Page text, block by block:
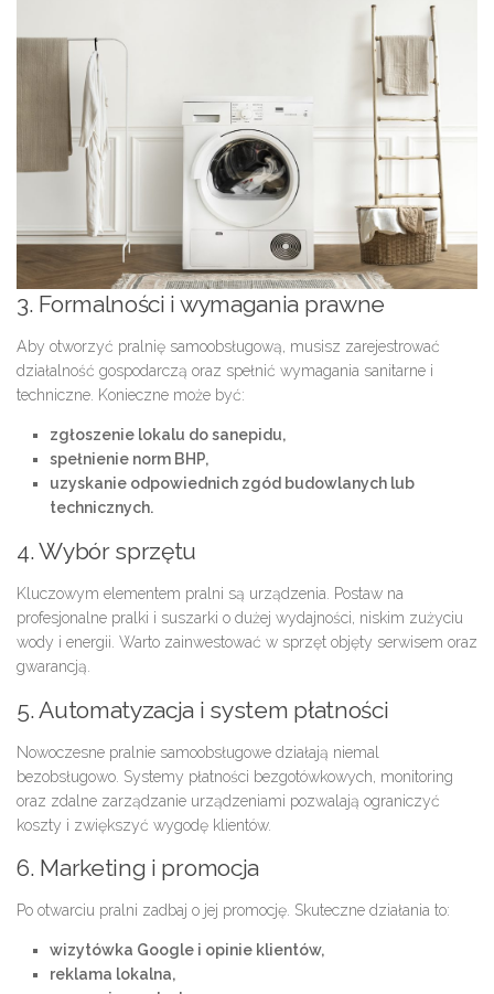
3. Formalności i wymagania prawne
Aby otworzyć pralnię samoobsługową, musisz zarejestrować
działalność gospodarczą oraz spełnić wymagania sanitarne i
techniczne. Konieczne może być:
zgłoszenie lokalu do sanepidu,
spełnienie norm BHP,
uzyskanie odpowiednich zgód budowlanych lub
technicznych.
4. Wybór sprzętu
Kluczowym elementem pralni są urządzenia. Postaw na
profesjonalne pralki i suszarki o dużej wydajności, niskim zużyciu
wody i energii. Warto zainwestować w sprzęt objęty serwisem oraz
gwarancją.
5. Automatyzacja i system płatności
Nowoczesne pralnie samoobsługowe działają niemal
bezobsługowo. Systemy płatności bezgotówkowych, monitoring
oraz zdalne zarządzanie urządzeniami pozwalają ograniczyć
koszty i zwiększyć wygodę klientów.
6. Marketing i promocja
Po otwarciu pralni zadbaj o jej promocję. Skuteczne działania to:
wizytówka Google i opinie klientów,
reklama lokalna,